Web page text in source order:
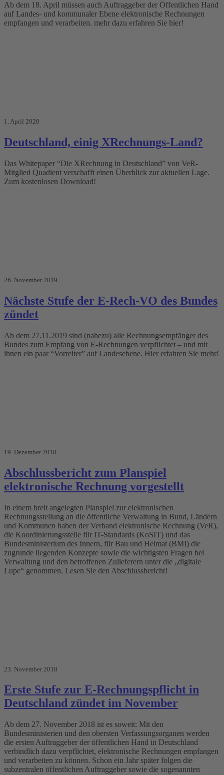
Ab dem 18. April müssen auch Auftraggeber der Öffentlichen Hand
auf Landes- und kommunaler Ebene elektronische Rechnungen
empfangen und verarbeiten. mehr dazu erfahren Sie hier!
1. April 2020
Deutschland, einig XRechnungs-Land?
Das Whitepaper “Die XRechnung in Deutschland” von VeR-
Mitglied Quadient verschafft einen Überblick zur aktuellen Lage.
Zum kostenlosen Download!
26. November 2019
Nächste Stufe der E-Rech-VO des Bundes
zündet
Ab dem 27.11.2019 sind (nahezu) alle Rechnungsempfänger des
Bundes zum Empfang von E-Rechnungen verpflichtet – und mit
ihnen ein paar “Vorreiter” auf Landesebene. Hier erfahren Sie mehr!
19. Dezember 2018
Abschlussbericht zum Planspiel
elektronische Rechnung vorgestellt
In einem breit angelegten Planspiel zur elektronischen
Rechnungsstellung an die öffentliche Verwaltung in Bund, Ländern
und Kommunen haben der Verband elektronische Rechnung (VeR),
die Koordinierungsstelle für IT-Standards (KoSIT) und das
Bundesministerium des Innern, für Bau und Heimat (BMI) die
zugrunde liegenden Konzepte sowie die wichtigsten Fragen bei
Verwaltung und den betroffenen Zulieferern unter die „digitale
Lupe“ genommen. Lesen Sie den Abschlussbericht!
23. November 2018
Erste Stufe zur E-Rechnungspflicht in
Deutschland zündet im November
Ab dem 27. November 2018 ist es soweit: Mit den
Bundesministerien und den obersten Verfassungsorganen werden
die ersten Auftraggeber der öffentlichen Hand in Deutschland
verbindlich dazu verpflichtet, elektronische Rechnungen empfangen
und verarbeiten zu können. Schon ein Jahr später folgen die
subzentralen öffentlichen Auftraggeber sowie die sogenannten